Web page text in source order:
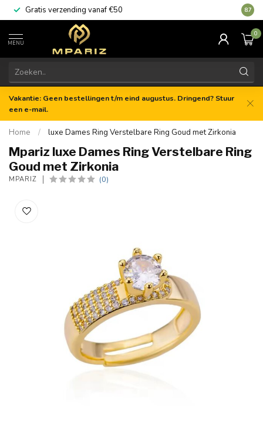
Gratis verzending vanaf €50 8.7
MENU
0
Vakantie: Geen bestellingen t/m eind augustus. Dringend? Stuur
een e-mail.
Home / luxe Dames Ring Verstelbare Ring Goud met Zirkonia
Mpariz luxe Dames Ring Verstelbare Ring
Goud met Zirkonia
MPARIZ (0)